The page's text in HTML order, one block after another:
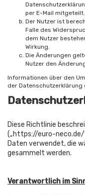
per E-Mail mitgeteilt.
Der Nutzer ist
Falle des
dem Nutzer
Wirkung.
Die Änderungen
Nutzer den
Informationen über den
der Datenschutzerklärung
Diese Richtlinie
(„https://euro-neco.de/
Daten verwendet, die
gesammelt werden.
Verantwortlich im